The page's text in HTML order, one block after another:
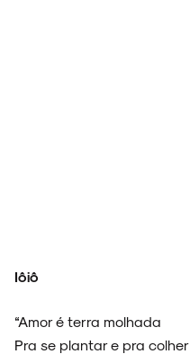
Iôiô
“Amor é terra molhada
Pra se plantar e pra colher